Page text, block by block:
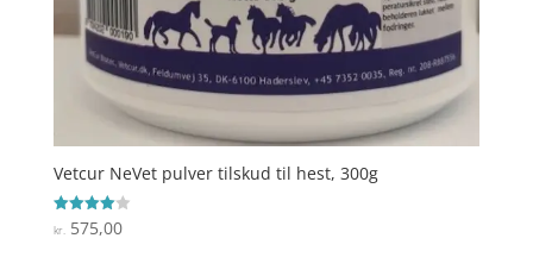
Vetcur NeVet pulver tilskud til hest, 300g
Vurderet
4
kr. 575,00